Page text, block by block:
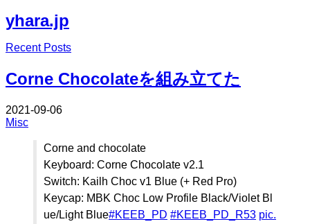
yhara.jp
Recent Posts
Corne Chocolateを組み立てた
2021-09-06
Misc
Corne and chocolate
Keyboard: Corne Chocolate v2.1
Switch: Kailh Choc v1 Blue (+ Red Pro)
Keycap: MBK Choc Low Profile Black/Violet Bl
ue/Light Blue#KEEB_PD #KEEB_PD_R53 pic.